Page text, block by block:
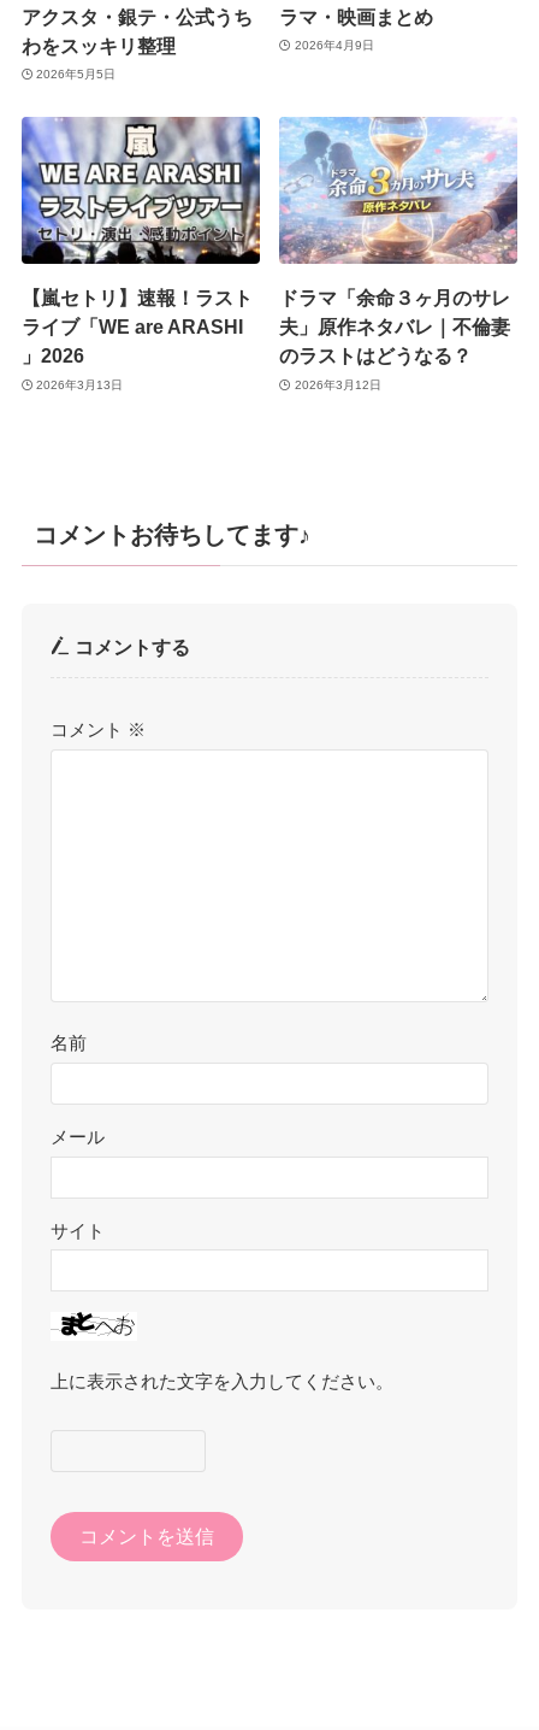
アクスタ・銀テ・公式うち
わをスッキリ整理
2026年5月5日
ラマ・映画まとめ
2026年4月9日
【嵐セトリ】速報！ラスト
ライブ「WE are ARASHI
」2026
2026年3月13日
ドラマ「余命３ヶ月のサレ
夫」原作ネタバレ｜不倫妻
のラストはどうなる？
2026年3月12日
コメントお待ちしてます♪
コメントする
コメント ※
名前
メール
サイト
上に表示された文字を入力してください。